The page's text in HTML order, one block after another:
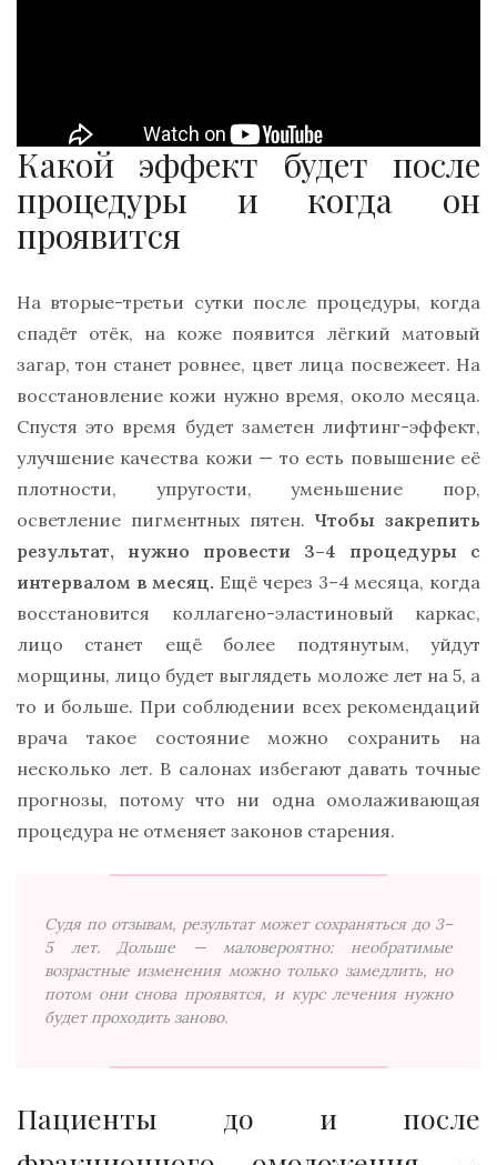
Какой эффект будет после
процедуры и когда он
проявится
На вторые-третьи сутки после процедуры, когда
спадёт отёк, на коже появится лёгкий матовый
загар, тон станет ровнее, цвет лица посвежеет. На
восстановление кожи нужно время, около месяца.
Спустя это время будет заметен лифтинг-эффект,
улучшение качества кожи — то есть повышение её
плотности, упругости, уменьшение пор,
осветление пигментных пятен. Чтобы закрепить
результат, нужно провести 3–4 процедуры с
интервалом в месяц. Ещё через 3–4 месяца, когда
восстановится коллагено-эластиновый каркас,
лицо станет ещё более подтянутым, уйдут
морщины, лицо будет выглядеть моложе лет на 5, а
то и больше. При соблюдении всех рекомендаций
врача такое состояние можно сохранить на
несколько лет. В салонах избегают давать точные
прогнозы, потому что ни одна омолаживающая
процедура не отменяет законов старения.
Судя по отзывам, результат может сохраняться до 3–
5 лет. Дольше — маловероятно: необратимые
возрастные изменения можно только замедлить, но
потом они снова проявятся, и курс лечения нужно
будет проходить заново.
Пациенты до и после